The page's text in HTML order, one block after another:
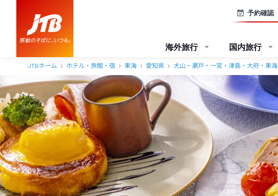
予約確認
海外旅行 国内旅行
JTBホーム ホテル・旅館・宿 東海 愛知県 犬山・瀬戸・一宮・津島・大府・東海